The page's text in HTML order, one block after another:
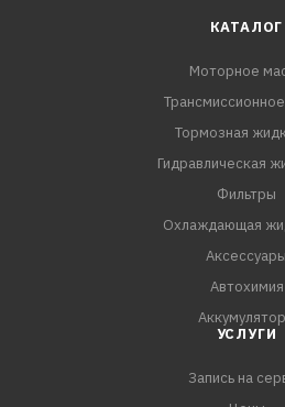
КАТАЛОГ
Моторное
Тормозная
Гидравлическая
Фильтры
Охлаждающая
Аксессуары
Автохимия
УСЛУГИ
Запись на